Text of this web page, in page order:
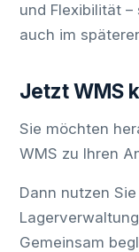
und Flexibilität
auch im
Jetzt WMS
Sie möchten
WMS zu Ihren
Dann nutzen
Gemeinsam